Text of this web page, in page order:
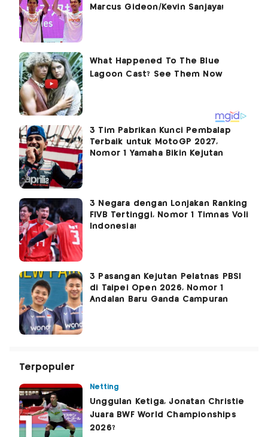
Marcus Gideon/Kevin Sanjaya!
3 Tim Pabrikan Kunci Pembalap
Terbaik untuk MotoGP 2027,
Nomor 1 Yamaha Bikin Kejutan
3 Negara dengan Lonjakan Ranking
FIVB Tertinggi, Nomor 1 Timnas Voli
Indonesia!
3 Pasangan Kejutan Pelatnas PBSI
di Taipei Open 2026, Nomor 1
Andalan Baru Ganda Campuran
Terpopuler
Netting
Unggulan Ketiga, Jonatan Christie
Juara BWF World Championships
2026?